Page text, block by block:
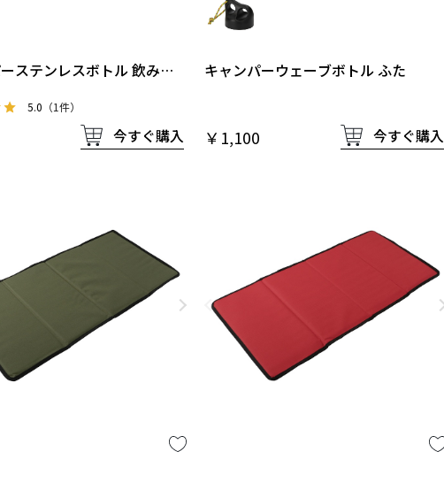
ステンレスボトル 飲み口
5.0 （1件）
今すぐ購入
キャンパーウェーブボトル ふた
￥1,100 今すぐ購入